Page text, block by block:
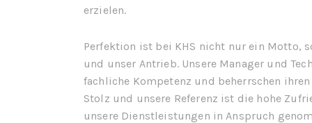
erzielen.
Perfektion ist bei KHS nicht nur ein Motto,
und unser Antrieb. Unsere Manager und
fachliche Kompetenz und beherrschen
Stolz und unsere Referenz ist die hohe
unsere Dienstleistungen in Anspruch